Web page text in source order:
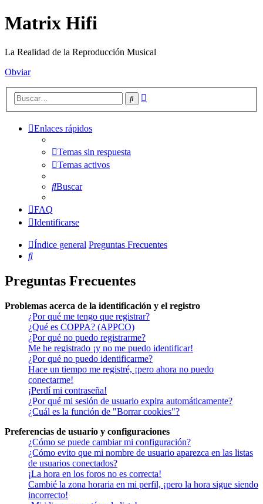
Matrix Hifi
La Realidad de la Reproducción Musical
Obviar
Buscar
Enlaces rápidos
Temas sin respuesta
Temas activos
Buscar
FAQ
Identificarse
Índice general Preguntas Frecuentes
Buscar
Preguntas Frecuentes
Problemas acerca de la identificación y el registro
¿Por qué me tengo que registrar?
¿Qué es COPPA? (APPCO)
¿Por qué no puedo registrarme?
Me he registrado ¡y no me puedo identificar!
¿Por qué no puedo identificarme?
Hace un tiempo me registré, ¡pero ahora no puedo
conectarme!
¡Perdí mi contraseña!
¿Por qué mi sesión de usuario expira automáticamente?
¿Cuál es la función de "Borrar cookies"?
Preferencias de usuario y configuraciones
¿Cómo se puede cambiar mi configuración?
¿Cómo evito que mi nombre de usuario aparezca en las listas
de usuarios conectados?
¡La hora en los foros no es correcta!
Cambié la zona horaria en mi perfil, ¡pero la hora sigue siendo
incorrecto!